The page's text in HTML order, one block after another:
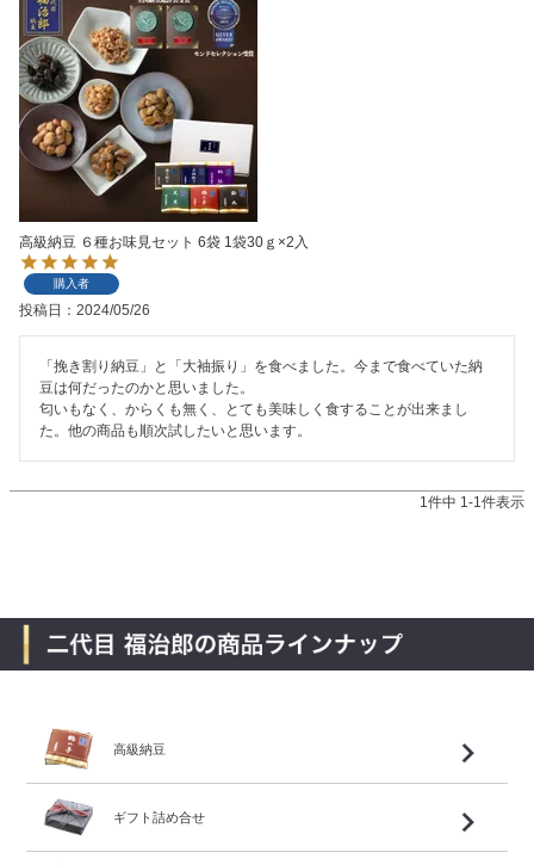
高級納豆 ６種お味見セット 6袋 1袋30ｇ×2入
購入者
投稿日 2024/05/26
「挽き割り納豆」と「大袖振り」を食べました。今まで食べていた納
豆は何だったのかと思いました。
匂いもなく、からくも無く、とても美味しく食することが出来まし
た。他の商品も順次試したいと思います。
1件中 1-1件表示
高級納豆
ギフト詰め合せ